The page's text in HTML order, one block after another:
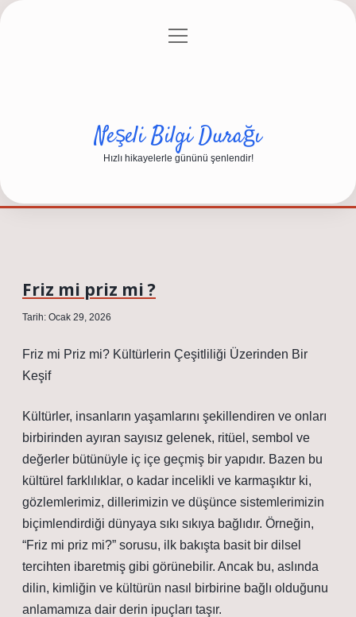
Gizlilik Politikası
menüyü
Neşeli Bilgi Durağı
Hızlı hikayelerle gününü şenlendir!
Friz mi priz mi ?
Tarih: Ocak 29, 2026
Friz mi Priz mi? Kültürlerin Çeşitliliği Üzerinden Bir
Keşif
Kültürler, insanların yaşamlarını şekillendiren ve onları
birbirinden ayıran sayısız gelenek, ritüel, sembol ve
değerler bütünüyle iç içe geçmiş bir yapıdır. Bazen bu
kültürel farklılıklar, o kadar incelikli ve karmaşıktır ki,
gözlemlerimiz, dillerimizin ve düşünce sistemlerimizin
biçimlendirdiği dünyaya sıkı sıkıya bağlıdır. Örneğin,
“Friz mi priz mi?” sorusu, ilk bakışta basit bir dilsel
tercihten ibaretmiş gibi görünebilir. Ancak bu, aslında
dilin, kimliğin ve kültürün nasıl birbirine bağlı olduğunu
anlamamıza dair derin ipuçları taşır.